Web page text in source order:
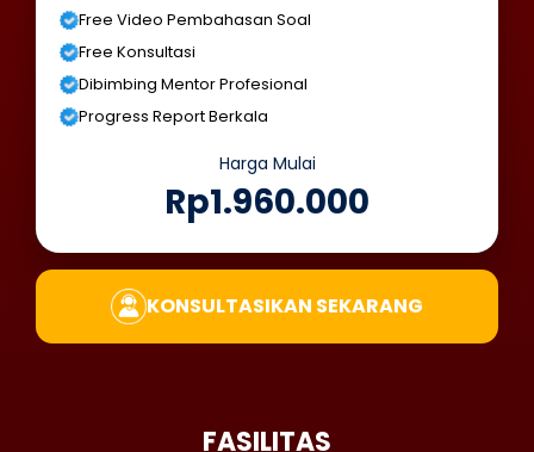
Free Video Pembahasan Soal
Free Konsultasi
Dibimbing Mentor Profesional
Progress Report Berkala
Harga Mulai
Rp1.960.000
KONSULTASIKAN SEKARANG
FASILITAS